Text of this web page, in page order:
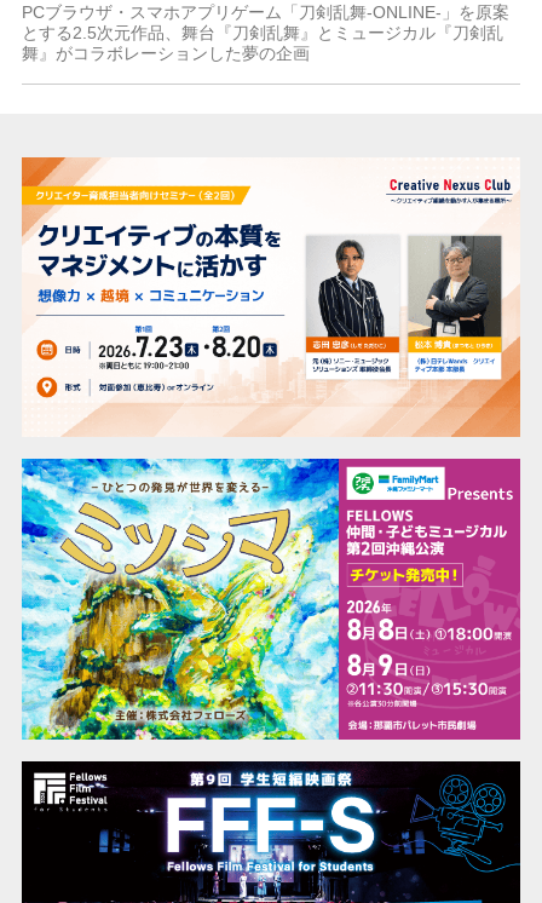
PCブラウザ・スマホアプリゲーム「刀剣乱舞-ONLINE-」を原案
とする2.5次元作品、舞台『刀剣乱舞』とミュージカル『刀剣乱
舞』がコラボレーションした夢の企画